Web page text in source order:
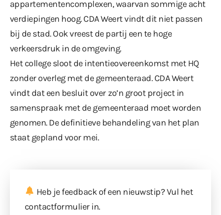
appartementencomplexen, waarvan sommige acht
verdiepingen hoog. CDA Weert vindt dit niet passen
bij de stad. Ook vreest de partij een te hoge
verkeersdruk in de omgeving.
Het college sloot de intentieovereenkomst met HQ
zonder overleg met de gemeenteraad. CDA Weert
vindt dat een besluit over zo’n groot projectin
samenspraak met de gemeenteraad moet worden
genomen. De definitieve behandeling van het plan
staat gepland voor mei.
Heb je feedback of een nieuwstip? Vul het
contactformulierin.